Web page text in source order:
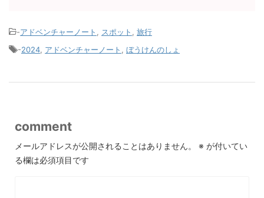
-アドベンチャーノート スポット
旅行
-2024 アドベンチャーノート ぼうけんのしょ
comment
メールアドレスが公開されることはありません。 ※ が付いてい
る欄は必須項目です